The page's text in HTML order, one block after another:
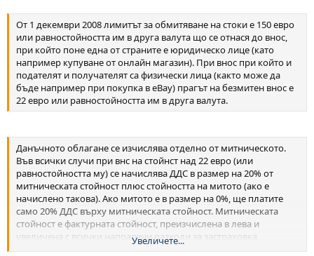
От 1 декември 2008 лимитът за обмитяване на стоки е 150 евро
или равностойността им в друга валута що се отнася до внос,
при който поне една от страните е юридическо лице (като
например купуване от онлайн магазин). При внос при който и
подателят и получателят са физически лица (както може да
бъде например при покупка в eBay) прагът на безмитен внос е
22 евро или равностойността им в друга валута.
Данъчното облагане се изчислява отделно от митническото.
Във всички случи при внс на стойнст над 22 евро (или
равностойността му) се начислява ДДС в размер на 20% от
митническата стойност плюс стойността на митото (ако е
начислено такова). Ако митото е в размер на 0%, ще платите
само 20% ДДС върху митническата стойност. Митническата
стойност е фактурната стойност, преизчислена в лева и
увеличена с всички направени разходи за застраховка,
транспортиране и др.
Увеличете...